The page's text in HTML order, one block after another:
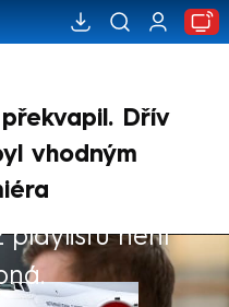
Dřív
vhodným
playlistu není